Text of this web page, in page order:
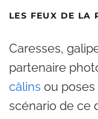
LES FEUX DE LA
Caresses,
partenaire
câlins ou
scénario de ce